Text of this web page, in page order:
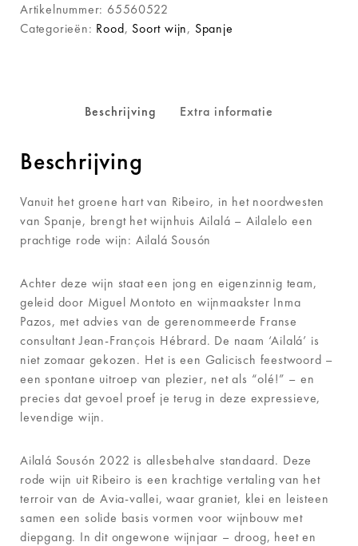
Artikelnummer: 65560522
Categorieën: Rood, Soort wijn, Spanje
Beschrijving Extra informatie
Beschrijving
Vanuit het groene hart van Ribeiro, in het noordwesten
van Spanje, brengt het wijnhuis Ailalá – Ailalelo een
prachtige rode wijn: Ailalá Sousón
Achter deze wijn staat een jong en eigenzinnig team,
geleid door Miguel Montoto en wijnmaakster Inma
Pazos, met advies van de gerenommeerde Franse
consultant Jean-François Hébrard. De naam ‘Ailalá’ is
niet zomaar gekozen. Het is een Galicisch feestwoord –
een spontane uitroep van plezier, net als “olé!” – en
precies dat gevoel proef je terug in deze expressieve,
levendige wijn.
Ailalá Sousón 2022 is allesbehalve standaard. Deze
rode wijn uit Ribeiro is een krachtige vertaling van het
terroir van de Avia-vallei, waar graniet, klei en leisteen
samen een solide basis vormen voor wijnbouw met
diepgang. In dit ongewone wijnjaar – droog, heet en